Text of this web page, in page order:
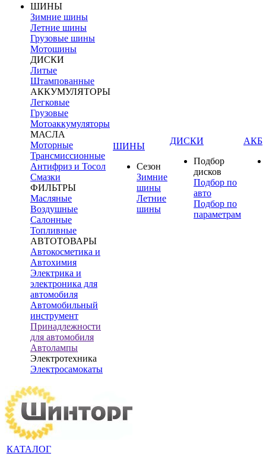
ШИНЫ
Зимние шины
Летние шины
Грузовые шины
Мотошины
ДИСКИ
Литые
Штампованные
АККУМУЛЯТОРЫ
Легковые
Грузовые
Мотоаккумуляторы
МАСЛА
Моторные
Трансмиссионные
Антифриз и Тосол
Смазки
ФИЛЬТРЫ
Масляные
Воздушные
Салонные
Топливные
АВТОТОВАРЫ
Автокосметика и
Автохимия
Электрика и
электроника для
автомобиля
Автомобильный
инструмент
Принадлежности
для автомобиля
Автолампы
Электротехника
Электросамокаты
ШИНЫ
Сезон
Зимние
шины
Летние
шины
ДИСКИ
Подбор
дисков
Подбор по
авто
Подбор по
параметрам
АКБ
КАТАЛОГ